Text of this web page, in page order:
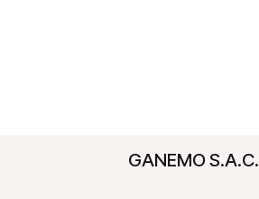
GANEMO S.A.C.